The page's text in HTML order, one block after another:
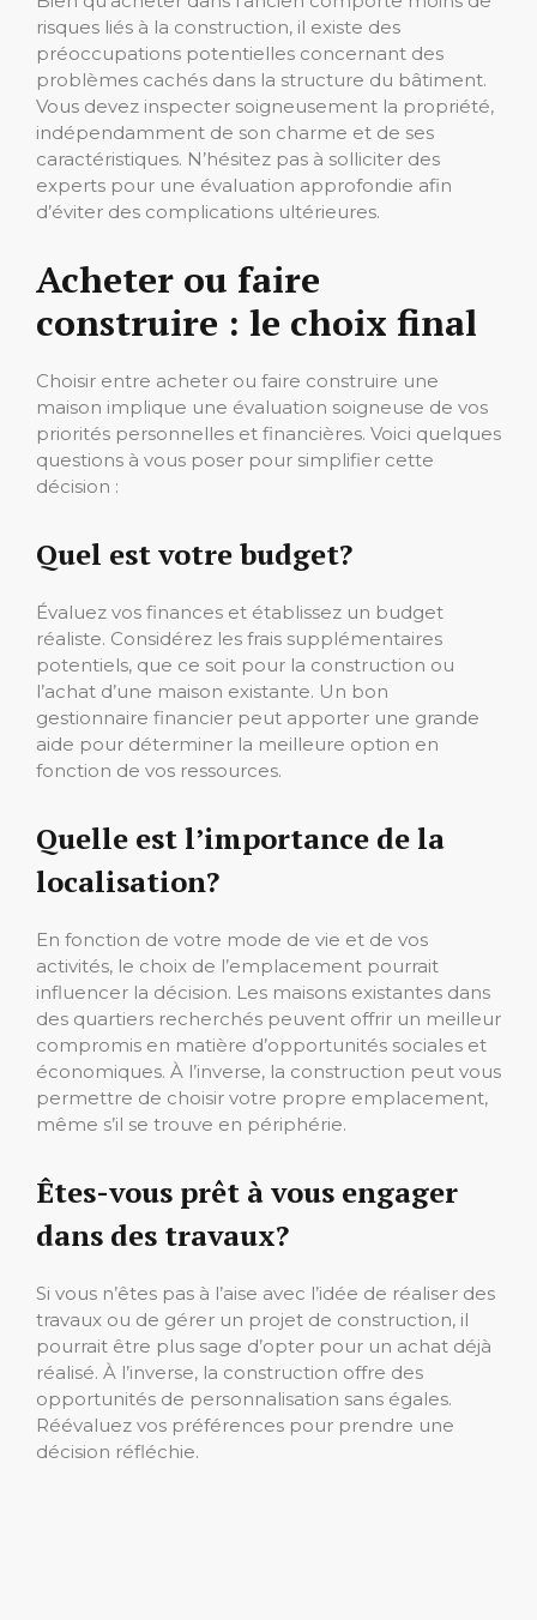
risques liés à la construction, il existe des
préoccupations potentielles concernant des
problèmes cachés dans la structure du bâtiment.
Vous devez inspecter soigneusement la propriété,
indépendamment de son charme et de ses
caractéristiques. N’hésitez pas à solliciter des
experts pour une évaluation approfondie afin
d’éviter des complications ultérieures.
Acheter ou faire
construire : le choix final
Choisir entre acheter ou faire construire une
maison implique une évaluation soigneuse de vos
priorités personnelles et financières. Voici quelques
questions à vous poser pour simplifier cette
décision :
Quel est votre budget?
Évaluez vos finances et établissez un budget
réaliste. Considérez les frais supplémentaires
potentiels, que ce soit pour la construction ou
l’achat d’une maison existante. Un bon
gestionnaire financier peut apporter une grande
aide pour déterminer la meilleure option en
fonction de vos ressources.
Quelle est l’importance de la
localisation?
En fonction de votre mode de vie et de vos
activités, le choix de l’emplacement pourrait
influencer la décision. Les maisons existantes dans
des quartiers recherchés peuvent offrir un meilleur
compromis en matière d’opportunités sociales et
économiques. À l’inverse, la construction peut vous
permettre de choisir votre propre emplacement,
même s’il se trouve en périphérie.
Êtes-vous prêt à vous engager
dans des travaux?
Si vous n’êtes pas à l’aise avec l’idée de réaliser des
travaux ou de gérer un projet de construction, il
pourrait être plus sage d’opter pour un achat déjà
réalisé. À l’inverse, la construction offre des
opportunités de personnalisation sans égales.
Réévaluez vos préférences pour prendre une
décision réfléchie.